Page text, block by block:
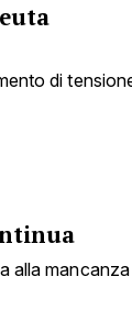
di
alla mancanza